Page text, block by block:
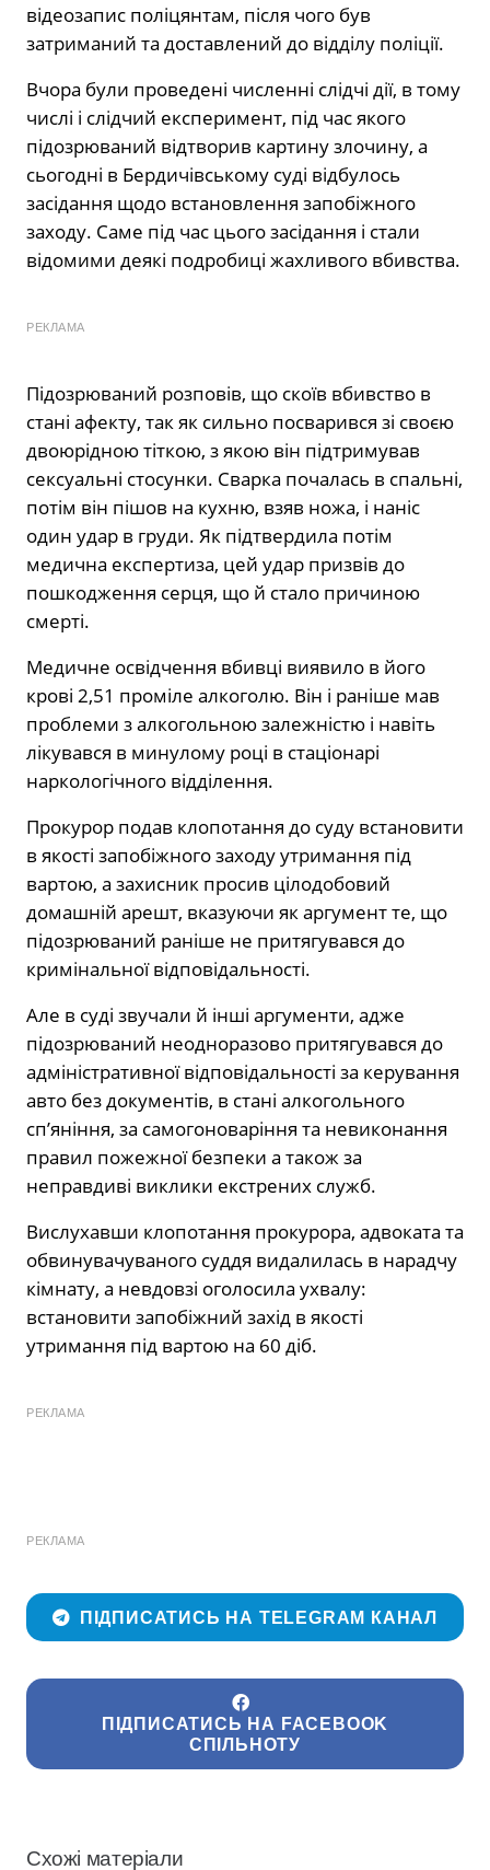
відеозапис поліцянтам, після чого був
затриманий та доставлений до відділу поліції.
Вчора були проведені численні слідчі дії, в тому
числі і слідчий експеримент, під час якого
підозрюваний відтворив картину злочину, а
сьогодні в Бердичівському суді відбулось
засідання щодо встановлення запобіжного
заходу. Саме під час цього засідання і стали
відомими деякі подробиці жахливого вбивства.
РЕКЛАМА
Підозрюваний розповів, що скоїв вбивство в
стані афекту, так як сильно посварився зі своєю
двоюрідною тіткою, з якою він підтримував
сексуальні стосунки. Сварка почалась в спальні,
потім він пішов на кухню, взяв ножа, і наніс
один удар в груди. Як підтвердила потім
медична експертиза, цей удар призвів до
пошкодження серця, що й стало причиною
смерті.
Медичне освідчення вбивці виявило в його
крові 2,51 проміле алкоголю. Він і раніше мав
проблеми з алкогольною залежністю і навіть
лікувався в минулому році в стаціонарі
наркологічного відділення.
Прокурор подав клопотання до суду встановити
в якості запобіжного заходу утримання під
вартою, а захисник просив цілодобовий
домашній арешт, вказуючи як аргумент те, що
підозрюваний раніше не притягувався до
кримінальної відповідальності.
Але в суді звучали й інші аргументи, адже
підозрюваний неодноразово притягувався до
адміністративної відповідальності за керування
авто без документів, в стані алкогольного
сп’яніння, за самогоноваріння та невиконання
правил пожежної безпеки а також за
неправдиві виклики екстрених служб.
Вислухавши клопотання прокурора, адвоката та
обвинувачуваного суддя видалилась в нарадчу
кімнату, а невдовзі оголосила ухвалу:
встановити запобіжний захід в якості
утримання під вартою на 60 діб.
РЕКЛАМА
РЕКЛАМА
ПІДПИСАТИСЬ НА TELEGRAM КАНАЛ
ПІДПИСАТИСЬ НА FACEBOOK
СПІЛЬНОТУ
Схожі матеріали